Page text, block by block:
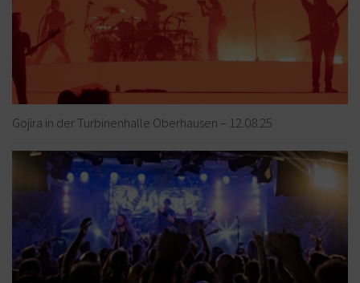
Gojira in der Turbinenhalle Oberhausen – 12.08.25